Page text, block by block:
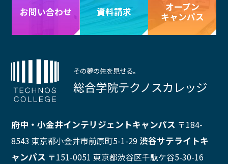
お問い合わせ 資料請求
オープン
キャンパス
その夢の先を見せる。
総合学院テクノスカレッジ
府中・小金井インテリジェントキャンパス 〒184-
8543 東京都小金井市前原町5-1-29 渋谷サテライトキ
ャンパス 〒151-0051 東京都渋谷区千駄ケ谷5-30-16